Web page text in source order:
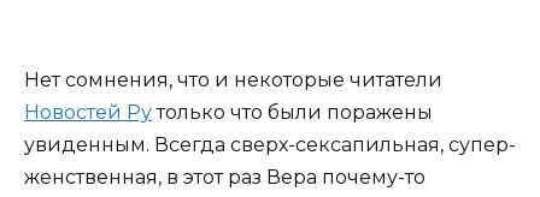
Нет сомнения, что и некоторые читатели
Новостей Рутолько что были поражены
увиденным. Всегда сверх-сексапильная, супер-
женственная, в этот раз Вера почему-то